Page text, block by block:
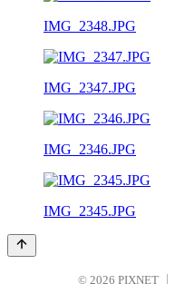
IMG_2348.JPG
IMG_2347.JPG
IMG_2346.JPG
IMG_2345.JPG
© 2026 PIXNET